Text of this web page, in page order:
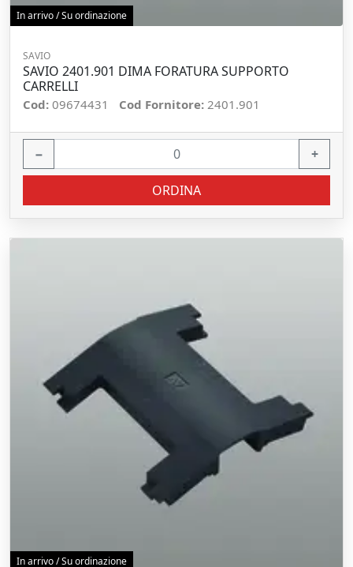
In arrivo / Su ordinazione
SAVIO
SAVIO 2401.901 DIMA FORATURA SUPPORTO
CARRELLI
Cod: 09674431 Cod Fornitore: 2401.901
− +
ORDINA
In arrivo / Su ordinazione